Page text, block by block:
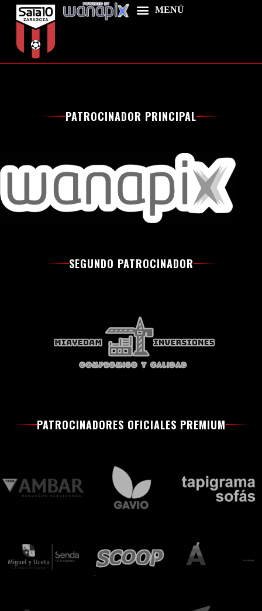
Food & Drink
Contacts
[player_profile id=»6239″]
PATROCINADOR PRINCIPAL
SEGUNDO PATROCINADOR
PATROCINADORES OFICIALES PREMIUM